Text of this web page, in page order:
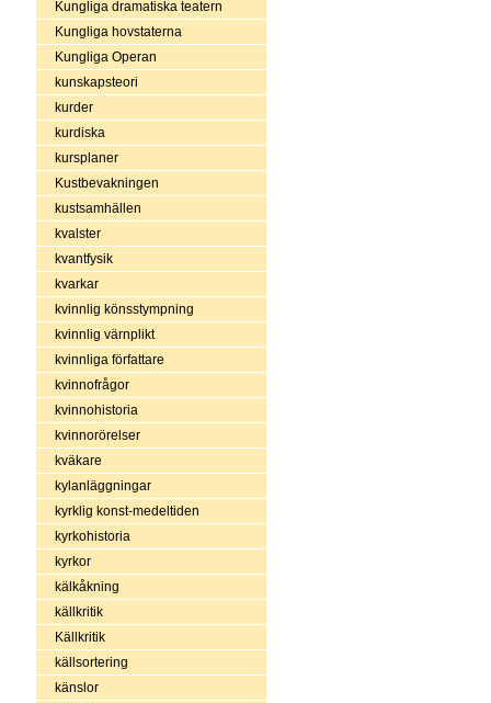
Kungliga dramatiska teatern
Kungliga hovstaterna
Kungliga Operan
kunskapsteori
kurder
kurdiska
kursplaner
Kustbevakningen
kustsamhällen
kvalster
kvantfysik
kvarkar
kvinnlig könsstympning
kvinnlig värnplikt
kvinnliga författare
kvinnofrågor
kvinnohistoria
kvinnorörelser
kväkare
kylanläggningar
kyrklig konst-medeltiden
kyrkohistoria
kyrkor
kälkåkning
källkritik
Källkritik
källsortering
känslor